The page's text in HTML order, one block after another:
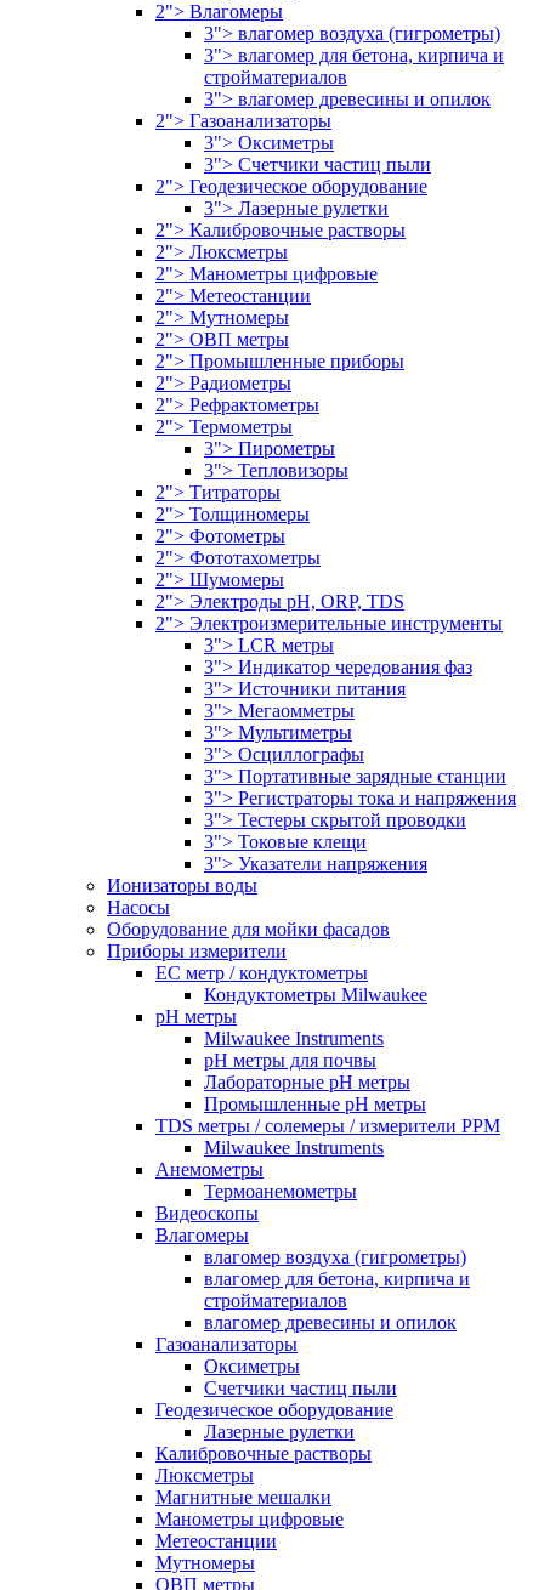
2"> Влагомеры
3"> влагомер воздуха (гигрометры)
3"> влагомер для бетона, кирпича и
стройматериалов
3"> влагомер древесины и опилок
2"> Газоанализаторы
3"> Оксиметры
3"> Счетчики частиц пыли
2"> Геодезическое оборудование
3"> Лазерные рулетки
2"> Калибровочные растворы
2"> Люксметры
2"> Манометры цифровые
2"> Метеостанции
2"> Мутномеры
2"> ОВП метры
2"> Промышленные приборы
2"> Радиометры
2"> Рефрактометры
2"> Термометры
3"> Пирометры
3"> Тепловизоры
2"> Титраторы
2"> Толщиномеры
2"> Фотометры
2"> Фототахометры
2"> Шумомеры
2"> Электроды pH, ORP, TDS
2"> Электроизмерительные инструменты
3"> LCR метры
3"> Индикатор чередования фаз
3"> Источники питания
3"> Мегаомметры
3"> Мультиметры
3"> Осциллографы
3"> Портативные зарядные станции
3"> Регистраторы тока и напряжения
3"> Тестеры скрытой проводки
3"> Токовые клещи
3"> Указатели напряжения
Ионизаторы воды
Насосы
Оборудование для мойки фасадов
Приборы измерители
EC метр / кондуктометры
Кондуктометры Milwaukee
pH метры
Milwaukee Instruments
pH метры для почвы
Лабораторные pH метры
Промышленные pH метры
TDS метры / солемеры / измерители PPM
Milwaukee Instruments
Анемометры
Термоанемометры
Видеоскопы
Влагомеры
влагомер воздуха (гигрометры)
влагомер для бетона, кирпича и
стройматериалов
влагомер древесины и опилок
Газоанализаторы
Оксиметры
Счетчики частиц пыли
Геодезическое оборудование
Лазерные рулетки
Калибровочные растворы
Люксметры
Магнитные мешалки
Манометры цифровые
Метеостанции
Мутномеры
ОВП метры